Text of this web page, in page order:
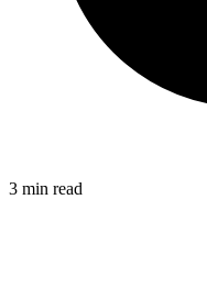
3 min read